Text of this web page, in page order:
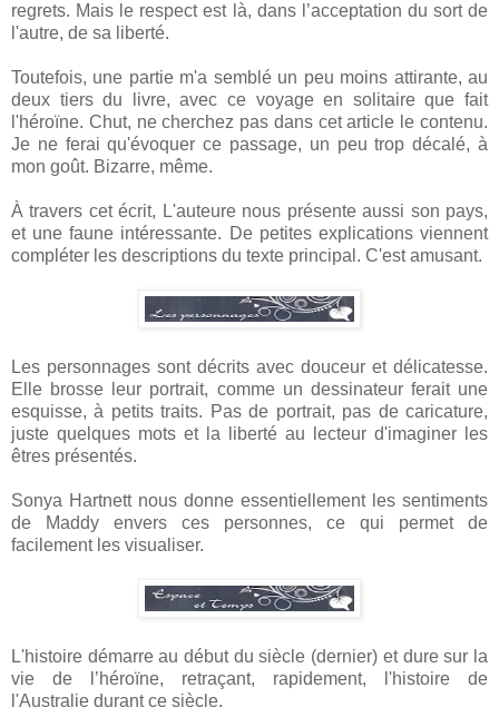
regrets. Mais le respect est là, dans l’acceptation du sort de
l'autre, de sa liberté.
Toutefois, une partie m'a semblé un peu moins attirante, au
deux tiers du livre, avec ce voyage en solitaire que fait
l'héroïne. Chut, ne cherchez pas dans cet article le contenu.
Je ne ferai qu'évoquer ce passage, un peu trop décalé, à
mon goût. Bizarre, même.
À travers cet écrit, L'auteure nous présente aussi son pays,
et une faune intéressante. De petites explications viennent
compléter les descriptions du texte principal. C'est amusant.
Les personnages sont décrits avec douceur et délicatesse.
Elle brosse leur portrait, comme un dessinateur ferait une
esquisse, à petits traits. Pas de portrait, pas de caricature,
juste quelques mots et la liberté au lecteur d'imaginer les
êtres présentés.
Sonya Hartnett nous donne essentiellement les sentiments
de Maddy envers ces personnes, ce qui permet de
facilement les visualiser.
L'histoire démarre au début du siècle (dernier) et dure sur la
vie de l’héroïne, retraçant, rapidement, l'histoire de
l'Australie durant ce siècle.